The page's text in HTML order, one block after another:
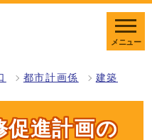
メニュー
都市計画係 建築
促進計画の